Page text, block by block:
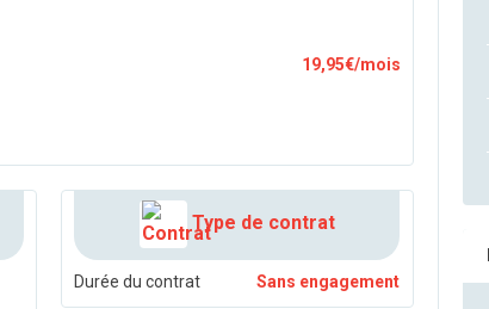
19,95€/mois
Type de contrat
Durée du contrat Sans engagement